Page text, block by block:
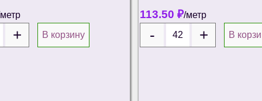
В корзину
113.50 ₽/метр
В